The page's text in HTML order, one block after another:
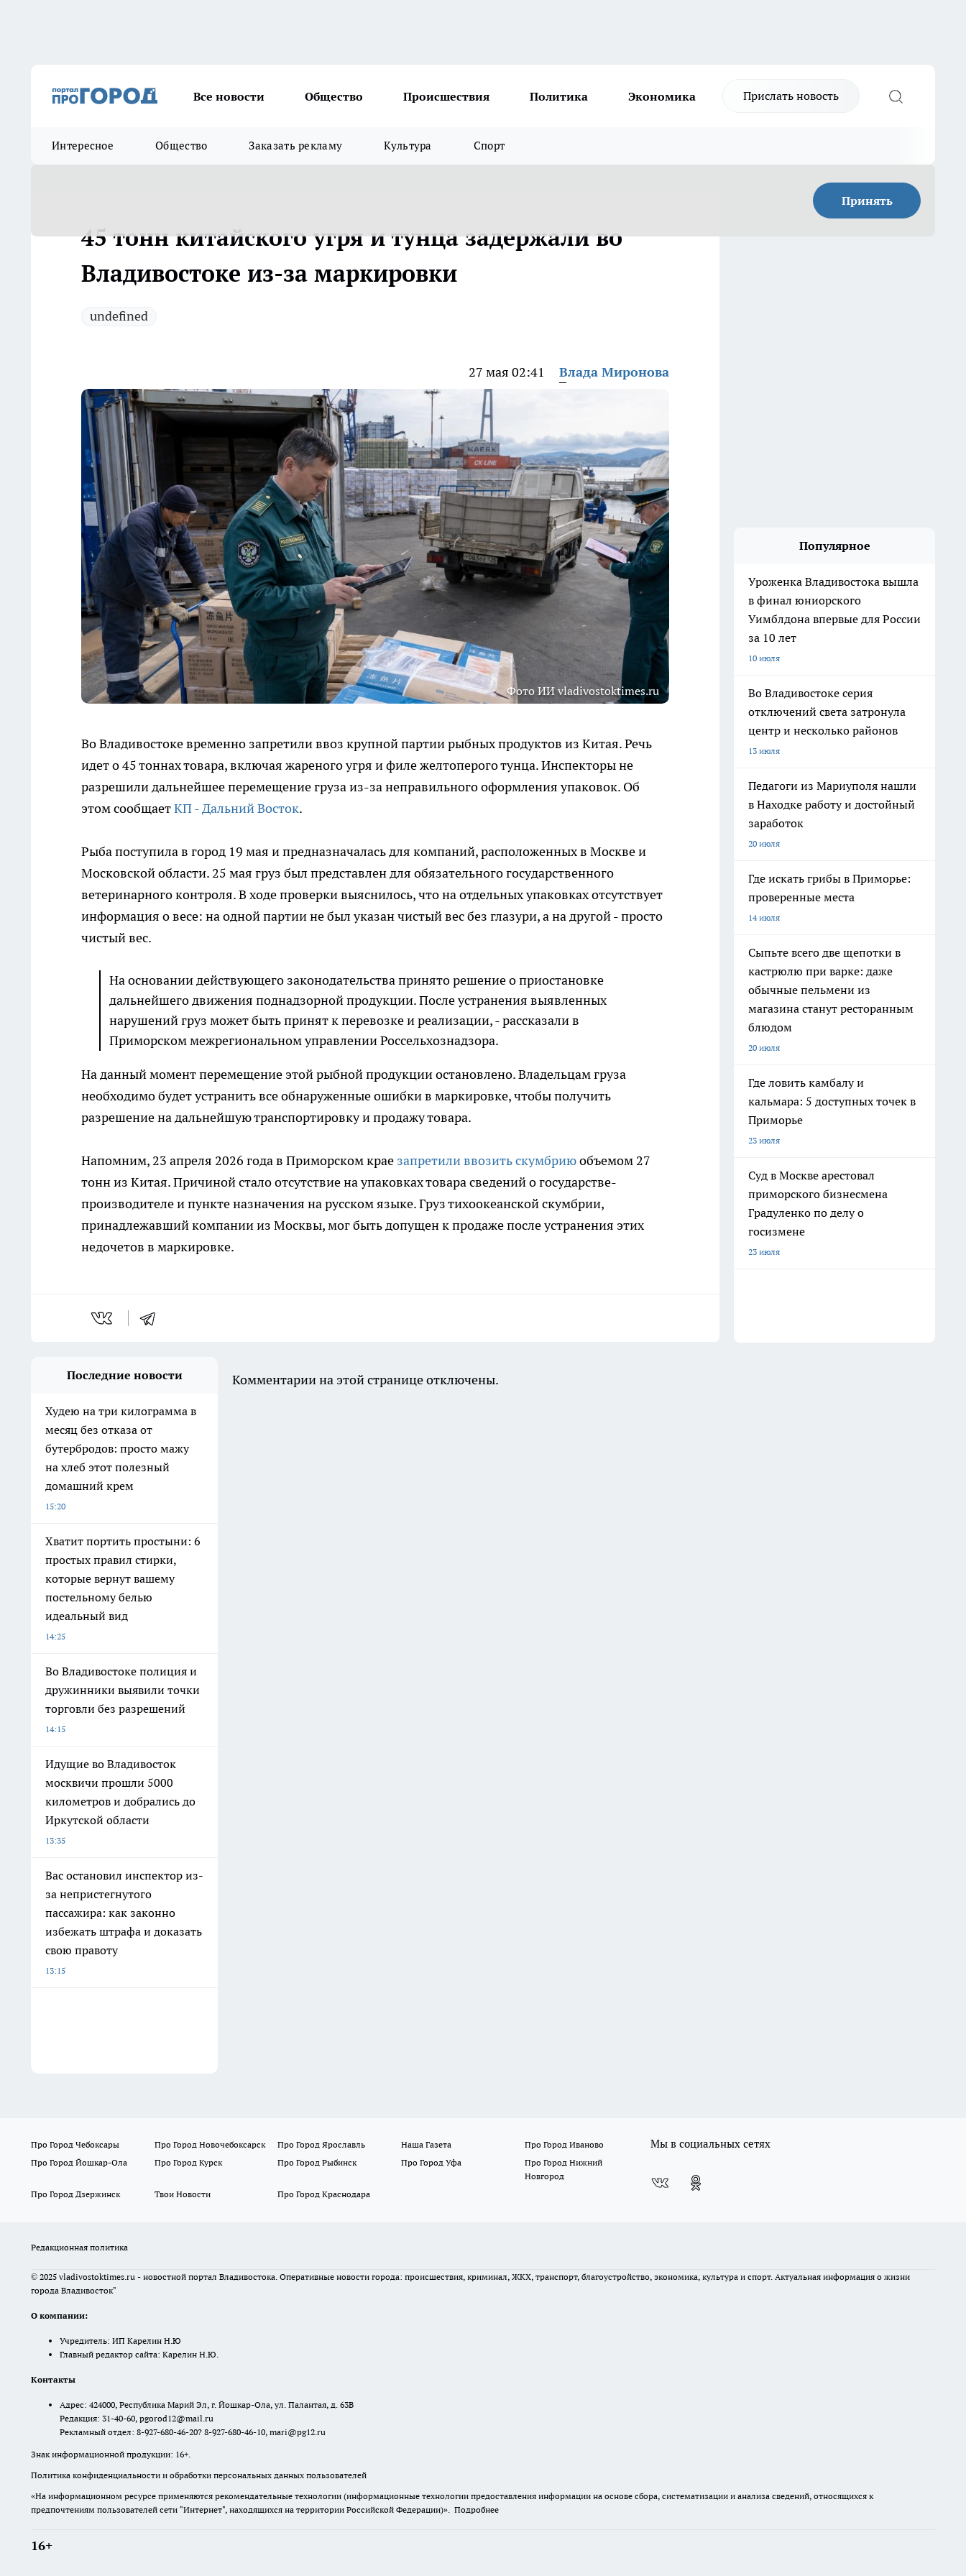
Все новости Общество Происшествия Политика Экономика Прислать новость
Интересное Общество Заказать рекламу Культура Спорт
Принять
45 тонн китайского угря и тунца задержали во
Владивостоке из-за маркировки
undefined
27 мая 02:41 Влада Миронова
Фото ИИ vladivostoktimes.ru
Во Владивостоке временно запретили ввоз крупной партии рыбных продуктов из Китая. Речь
идет о 45 тоннах товара, включая жареного угря и филе желтоперого тунца. Инспекторы не
разрешили дальнейшее перемещение груза из-за неправильного оформления упаковок. Об
этом сообщаетКП - Дальний Восток.
Рыба поступила в город 19 мая и предназначалась для компаний, расположенных в Москве и
Московской области. 25 мая груз был представлен для обязательного государственного
ветеринарного контроля. В ходе проверки выяснилось, что на отдельных упаковках отсутствует
информация о весе: на одной партии не был указан чистый вес без глазури, а на другой - просто
чистый вес.
На основании действующего законодательства принято решение о приостановке
дальнейшего движения поднадзорной продукции. После устранения выявленных
нарушений груз может быть принят к перевозке и реализации, - рассказали в
Приморском межрегиональном управлении Россельхознадзора.
На данный момент перемещение этой рыбной продукции остановлено. Владельцам груза
необходимо будет устранить все обнаруженные ошибки в маркировке, чтобы получить
разрешение на дальнейшую транспортировку и продажу товара.
Напомним, 23 апреля 2026 года в Приморском крае запретили ввозить скумбриюобъемом 27
тонн из Китая. Причиной стало отсутствие на упаковках товара сведений о государстве-
производителе и пункте назначения на русском языке. Груз тихоокеанской скумбрии,
принадлежавший компании из Москвы, мог быть допущен к продаже после устранения этих
недочетов в маркировке.
Популярное
Уроженка Владивостока вышла
в финал юниорского
Уимблдона впервые для России
за 10 лет
10 июля
Во Владивостоке серия
отключений света затронула
центр и несколько районов
13 июля
Педагоги из Мариуполя нашли
в Находке работу и достойный
заработок
20 июля
Где искать грибы в Приморье:
проверенные места
14 июля
Сыпьте всего две щепотки в
кастрюлю при варке: даже
обычные пельмени из
магазина станут ресторанным
блюдом
20 июля
Где ловить камбалу и
кальмара: 5 доступных точек в
Приморье
23 июля
Суд в Москве арестовал
приморского бизнесмена
Градуленко по делу о
госизмене
23 июля
Последние новости
Худею на три килограмма в
месяц без отказа от
бутербродов: просто мажу
на хлеб этот полезный
домашний крем
15:20
Хватит портить простыни: 6
простых правил стирки,
которые вернут вашему
постельному белью
идеальный вид
14:25
Во Владивостоке полиция и
дружинники выявили точки
торговли без разрешений
14:15
Идущие во Владивосток
москвичи прошли 5000
километров и добрались до
Иркутской области
13:35
Вас остановил инспектор из-
за непристегнутого
пассажира: как законно
избежать штрафа и доказать
свою правоту
13:15
Комментарии на этой странице отключены.
Про Город Чебоксары Про Город Новочебоксарск Про Город Ярославль Наша Газета
Про Город Иваново
Про Город Йошкар-Ола
Про Город Курск Про Город Рыбинск Про Город Уфа
Про Город Нижний
Новгород
Про Город Дзержинск
Твои Новости Про Город Краснодара
Мы в социальных сетях
Редакционная политика
© 2025 vladivostoktimes.ru - новостной портал Владивостока. Оперативные новости города: происшествия, криминал, ЖКХ, транспорт, благоустройство, экономика, культура и спорт. Актуальная информация о жизни
города Владивосток"
О компании:
Учредитель: ИП Карелин Н.Ю
Главный редактор сайта: Карелин Н.Ю.
Контакты
Адрес: 424000, Республика Марий Эл, г. Йошкар-Ола, ул. Палантая, д. 63В
Редакция: 31-40-60, pgorod12@mail.ru
Рекламный отдел: 8-927-680-46-20? 8-927-680-46-10, mari@pg12.ru
Знак информационной продукции: 16+.
Политика конфиденциальности и обработки персональных данных пользователей
«На информационном ресурсе применяются рекомендательные технологии (информационные технологии предоставления информации на основе сбора, систематизации и анализа сведений, относящихся к
предпочтениям пользователей сети "Интернет", находящихся на территории Российской Федерации)». Подробнее
16+